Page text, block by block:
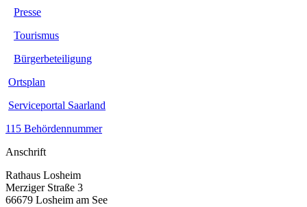
Presse
Tourismus
Bürgerbeteiligung
Ortsplan
Serviceportal Saarland
115 Behördennummer
Anschrift
Rathaus Losheim
Merziger Straße 3
66679 Losheim am See